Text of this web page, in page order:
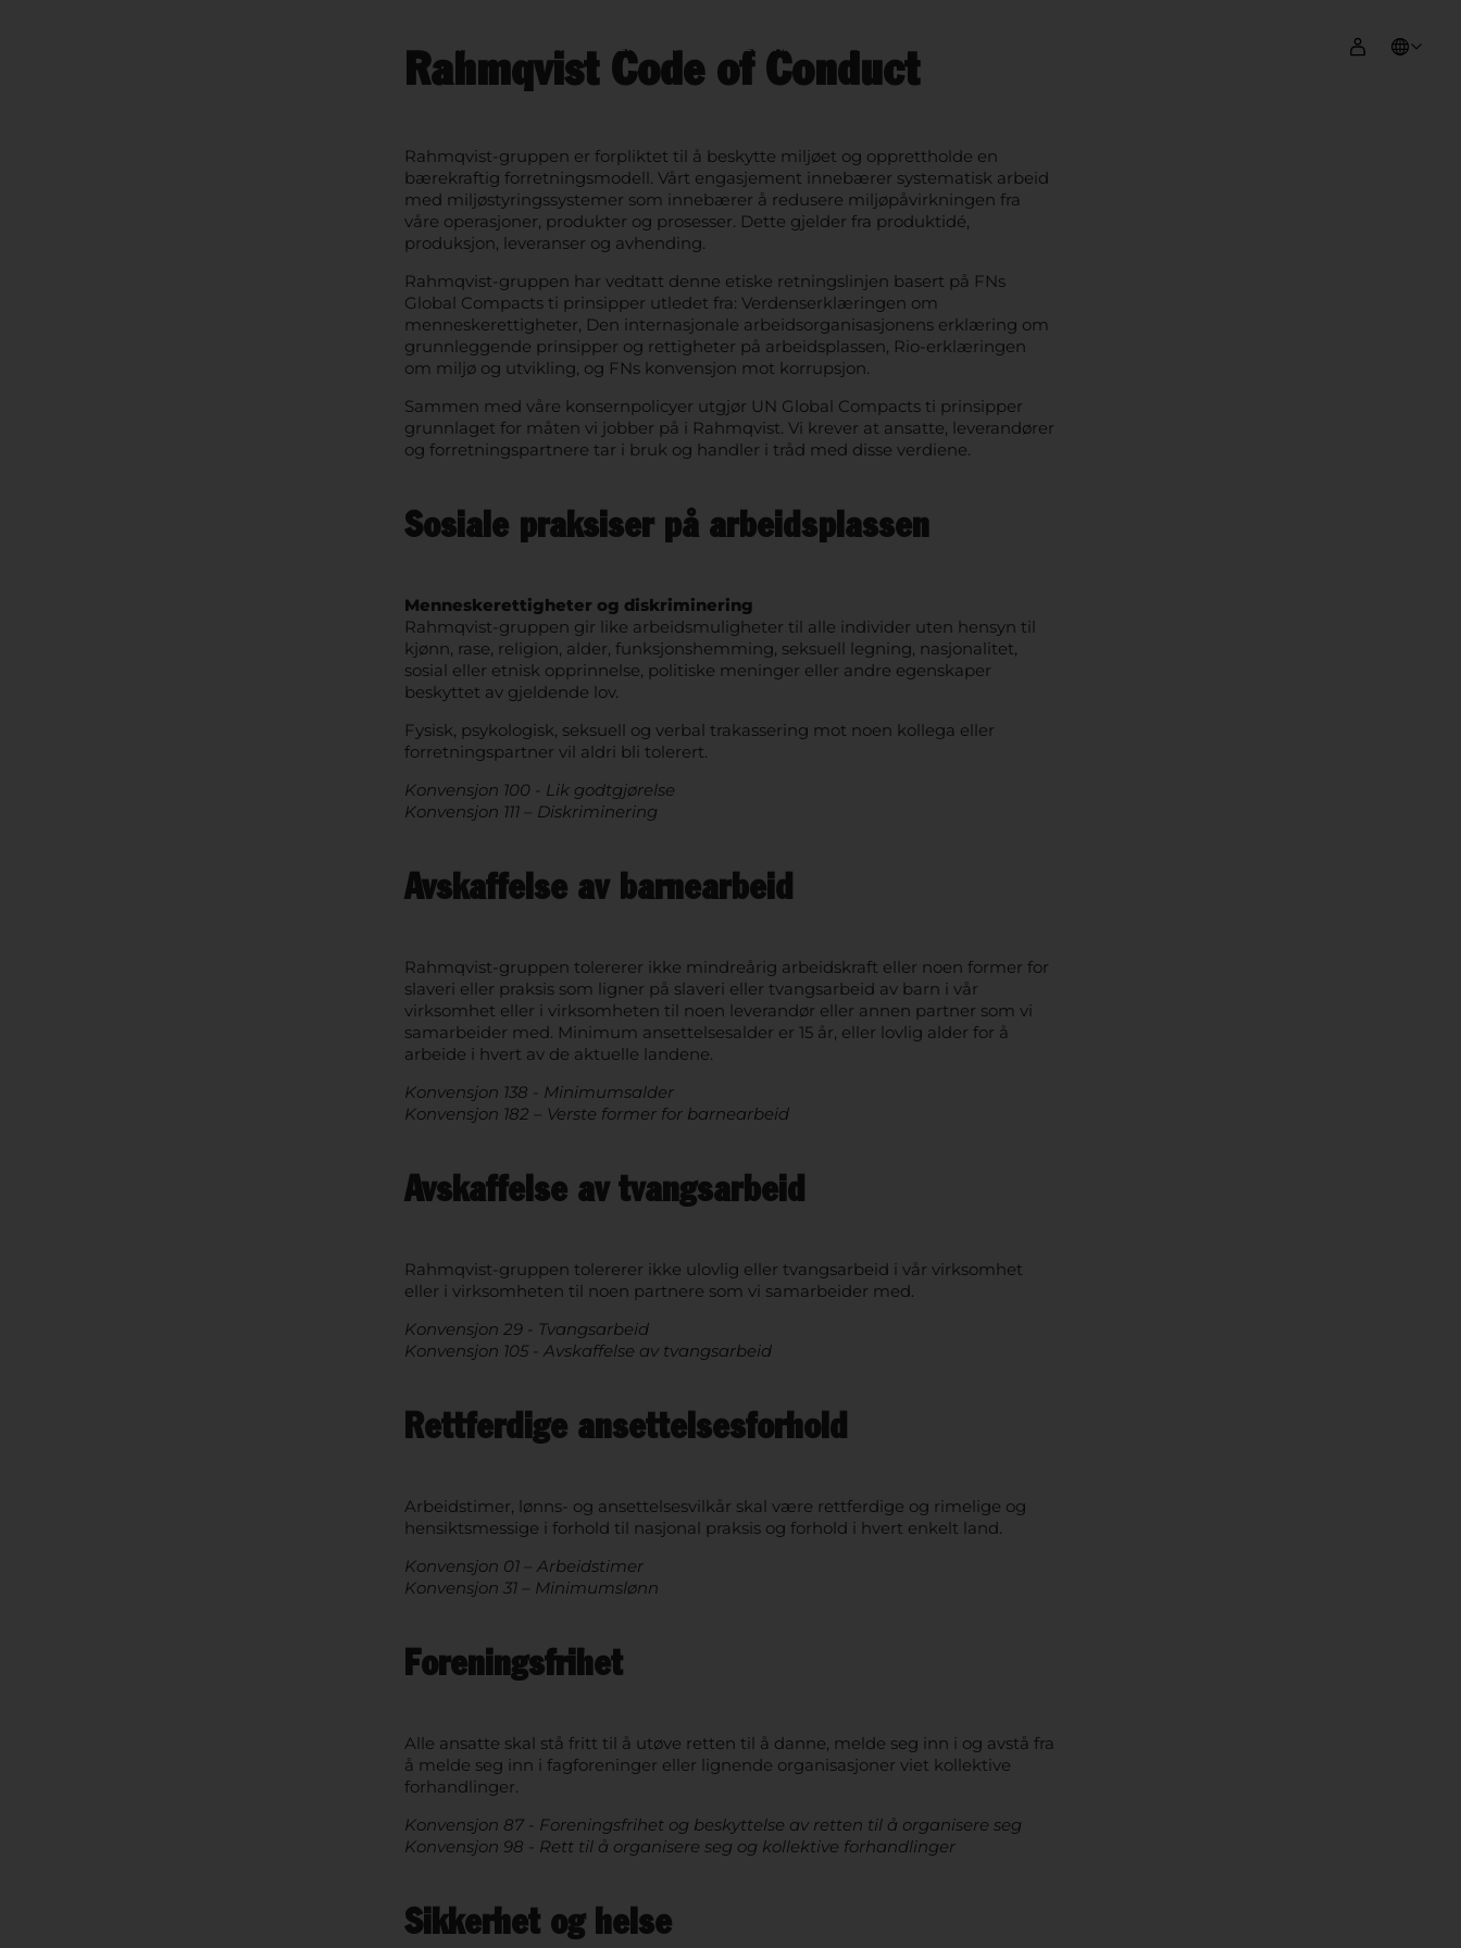
HJEM VÅRE VAREMERKER OM OSS BÆREKRAFT STORIES
Rahmqvist Code of Conduct
Rahmqvist-gruppen er forpliktet til å beskytte miljøet og opprettholde en
bærekraftig forretningsmodell. Vårt engasjement innebærer systematisk arbeid
med miljøstyringssystemer som innebærer å redusere miljøpåvirkningen fra
våre operasjoner, produkter og prosesser. Dette gjelder fra produktidé,
produksjon, leveranser og avhending.
Rahmqvist-gruppen har vedtatt denne etiske retningslinjen basert på FNs
Global Compacts ti prinsipper utledet fra: Verdenserklæringen om
menneskerettigheter, Den internasjonale arbeidsorganisasjonens erklæring om
grunnleggende prinsipper og rettigheter på arbeidsplassen, Rio-erklæringen
om miljø og utvikling, og FNs konvensjon mot korrupsjon.
Sammen med våre konsernpolicyer utgjør UN Global Compacts ti prinsipper
grunnlaget for måten vi jobber på i Rahmqvist. Vi krever at ansatte, leverandører
og forretningspartnere tar i bruk og handler i tråd med disse verdiene.
Sosiale praksiser på arbeidsplassen
Menneskerettigheter og diskriminering
Rahmqvist-gruppen gir like arbeidsmuligheter til alle individer uten hensyn til
kjønn, rase, religion, alder, funksjonshemming, seksuell legning, nasjonalitet,
sosial eller etnisk opprinnelse, politiske meninger eller andre egenskaper
beskyttet av gjeldende lov.
Fysisk, psykologisk, seksuell og verbal trakassering mot noen kollega eller
forretningspartner vil aldri bli tolerert.
Konvensjon 100 - Lik godtgjørelse
Konvensjon 111 – Diskriminering
Avskaffelse av barnearbeid
Rahmqvist-gruppen tolererer ikke mindreårig arbeidskraft eller noen former for
slaveri eller praksis som ligner på slaveri eller tvangsarbeid av barn i vår
virksomhet eller i virksomheten til noen leverandør eller annen partner som vi
samarbeider med. Minimum ansettelsesalder er 15 år, eller lovlig alder for å
arbeide i hvert av de aktuelle landene.
Konvensjon 138 - Minimumsalder
Konvensjon 182 – Verste former for barnearbeid
Avskaffelse av tvangsarbeid
Rahmqvist-gruppen tolererer ikke ulovlig eller tvangsarbeid i vår virksomhet
eller i virksomheten til noen partnere som vi samarbeider med.
Konvensjon 29 - Tvangsarbeid
Konvensjon 105 - Avskaffelse av tvangsarbeid
Rettferdige ansettelsesforhold
Arbeidstimer, lønns- og ansettelsesvilkår skal være rettferdige og rimelige og
hensiktsmessige i forhold til nasjonal praksis og forhold i hvert enkelt land.
Konvensjon 01 – Arbeidstimer
Konvensjon 31 – Minimumslønn
Foreningsfrihet
Alle ansatte skal stå fritt til å utøve retten til å danne, melde seg inn i og avstå fra
å melde seg inn i fagforeninger eller lignende organisasjoner viet kollektive
forhandlinger.
Konvensjon 87 - Foreningsfrihet og beskyttelse av retten til å organisere seg
Konvensjon 98 - Rett til å organisere seg og kollektive forhandlinger
Sikkerhet og helse